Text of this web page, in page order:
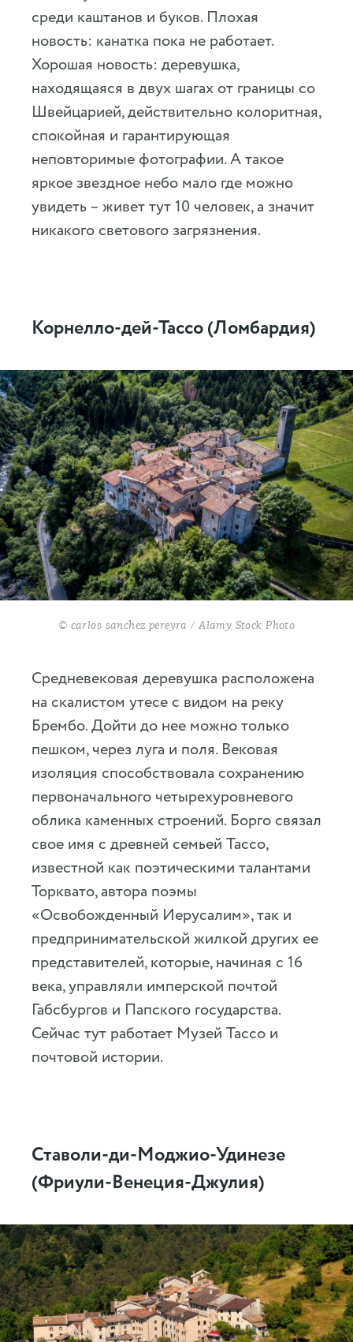
среди каштанов и буков. Плохая
новость: канатка пока не работает.
Хорошая новость: деревушка,
находящаяся в двух шагах от границы со
Швейцарией, действительно колоритная,
спокойная и гарантирующая
неповторимые фотографии. А такое
яркое звездное небо мало где можно
увидеть – живет тут 10 человек, а значит
никакого светового загрязнения.
Корнелло-дей-Тассо (Ломбардия)
© carlos sanchez pereyra / Alamy Stock Photo
Средневековая деревушка расположена
на скалистом утесе с видом на реку
Брембо. Дойти до нее можно только
пешком, через луга и поля. Вековая
изоляция способствовала сохранению
первоначального четырехуровневого
облика каменных строений. Борго связал
свое имя с древней семьей Тассо,
известной как поэтическими талантами
Торквато, автора поэмы
«Освобожденный Иерусалим», так и
предпринимательской жилкой других ее
представителей, которые, начиная с 16
века, управляли имперской почтой
Габсбургов и Папского государства.
Сейчас тут работает Музей Тассо и
почтовой истории.
Ставоли-ди-Моджио-Удинезе
(Фриули-Венеция-Джулия)